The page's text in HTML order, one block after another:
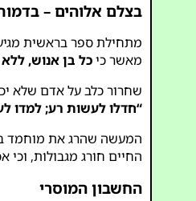
בצלם אלוהים –
מתחילת ספר בראשית
מאשר כיכל בן אנוש,
שחרור כלב על אדם שלא
“חדלו לעשות רע; למדו
המעשה שהרג את מוחמד
החיים חורג מגבולות, וכי
החשבון המוסרי